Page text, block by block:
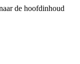
de hoofdinhoud